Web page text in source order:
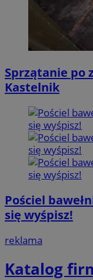
Sprzątanie po
Kastelnik
Pościel
się wyśpisz!
reklama
Katalog